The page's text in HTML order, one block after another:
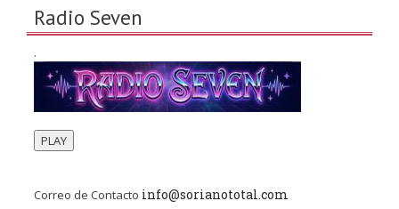
Radio Seven
.
PLAY
Correo de Contacto info@sorianototal.com